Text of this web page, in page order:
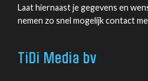
Laat hiernaast je gegevens en
nemen zo snel mogelijk contact
TiDi Media bv